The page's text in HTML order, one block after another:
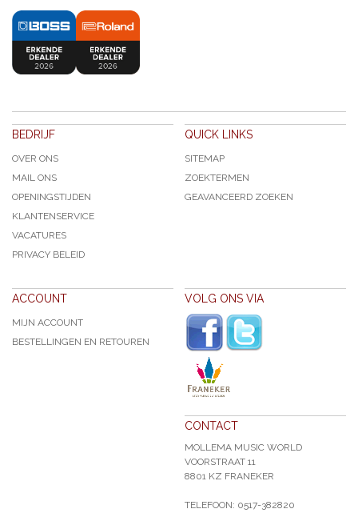
BEDRIJF
OVER ONS
MAIL ONS
OPENINGSTIJDEN
KLANTENSERVICE
VACATURES
PRIVACY BELEID
QUICK LINKS
SITEMAP
ZOEKTERMEN
GEAVANCEERD ZOEKEN
ACCOUNT
MIJN ACCOUNT
BESTELLINGEN EN RETOUREN
VOLG ONS VIA
CONTACT
MOLLEMA MUSIC WORLD
VOORSTRAAT 11
8801 KZ FRANEKER
TELEFOON: 0517-382820